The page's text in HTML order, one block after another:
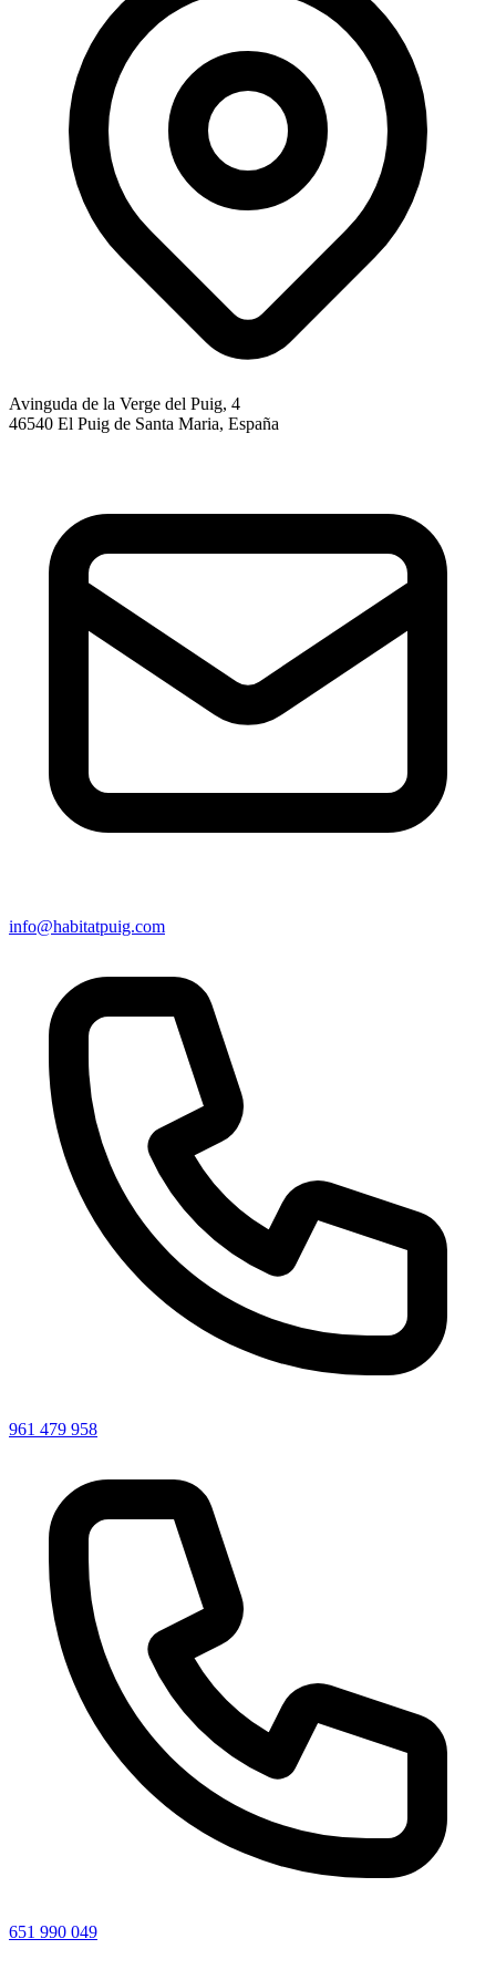
Avinguda de la Verge del Puig, 4
46540 El Puig de Santa Maria, España
info@habitatpuig.com
961 479 958
651 990 049